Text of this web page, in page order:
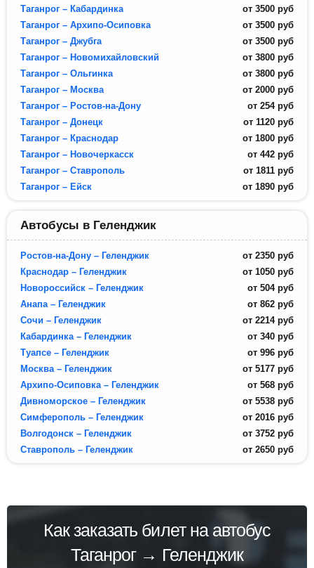
Таганрог – Кабардинка
от 3500 руб
Таганрог – Архипо-Осиповка
от 3500 руб
Таганрог – Джубга
от 3500 руб
Таганрог – Новомихайловский
от 3800 руб
Таганрог – Ольгинка
от 3800 руб
Таганрог – Москва
от 2000 руб
Таганрог – Ростов-на-Дону
от 254 руб
Таганрог – Донецк
от 1120 руб
Таганрог – Краснодар
от 1800 руб
Таганрог – Новочеркасск
от 442 руб
Таганрог – Ставрополь
от 1811 руб
Таганрог – Ейск
от 1890 руб
Автобусы в Геленджик
Ростов-на-Дону – Геленджик от 2350 руб
Краснодар – Геленджик
от 1050 руб
Новороссийск – Геленджик
от 504 руб
Анапа – Геленджик
от 862 руб
Сочи – Геленджик
от 2214 руб
Кабардинка – Геленджик
от 340 руб
Туапсе – Геленджик
от 996 руб
Москва – Геленджик
от 5177 руб
Архипо-Осиповка – Геленджик
от 568 руб
Дивноморское – Геленджик
от 5538 руб
Симферополь – Геленджик
от 2016 руб
Волгодонск – Геленджик
от 3752 руб
Ставрополь – Геленджик
от 2650 руб
Как заказать билет на автобус
Таганрог → Геленджик